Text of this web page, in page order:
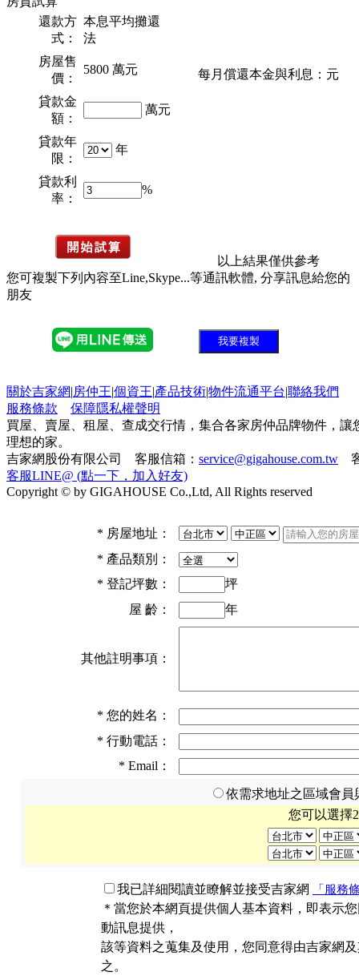
還款方
式：
本息平均攤還
法
房屋售
價：
5800萬元
貸款金
額：
萬元
貸款年
限：
年
貸款利
率：
%
每月償還本金與利息： 元
以上結果僅供參考
您可複製下列內容至Line,Skype...等通訊軟體, 分享訊息給您的
朋友
我要複製
關於吉家網|房仲王|個資王|產品技術|物件流通平台|聯絡我們
服務條款
保障隱私權聲明
買屋、賣屋、租屋、查成交行情，集合各家房仲品牌物件，
理想的家。
吉家網股份有限公司 客服信箱： service@gigahouse.com.tw
客服LINE@ (點一下，加入好友)
Copyright © by GIGAHOUSE Co.,Ltd, All Rights reserved